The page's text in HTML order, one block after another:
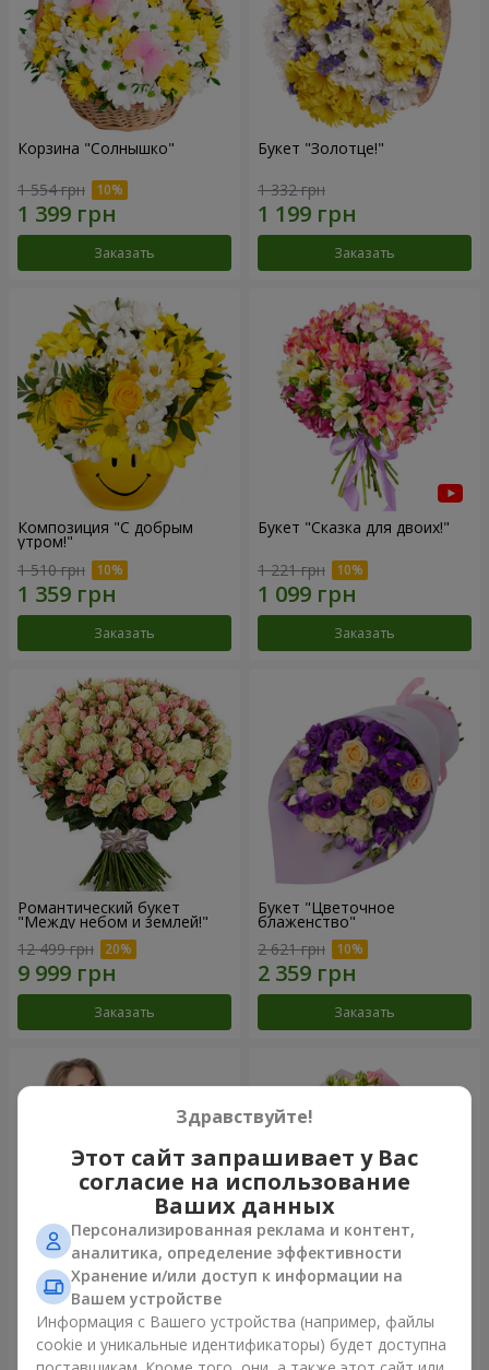
Корзина "Солнышко"
1 554 грн
Заказать
Букет "Золотце!"
1 332 грн
Заказать
Композиция "С добрым
утром!"
1 510 грн
Заказать
Букет "Сказка для двоих!"
1 221 грн
Заказать
Романтический букет
"Между небом и землей!"
12 499 грн
Заказать
Букет "Цветочное
блаженство"
2 621 грн
Заказать
Букет "Королеве сердца"
2 554 грн
Микс "Планета роз" из 51
6 658 грн
Здравствуйте!
Этот сайт запрашивает у Вас
согласие на использование
Ваших данных
Персонализированная реклама и контент,
аналитика, определение эффективности
Хранение и/или доступ к информации на
Вашем устройстве
Информация с Вашего устройства (например, файлы
cookie и уникальные идентификаторы) будет доступна